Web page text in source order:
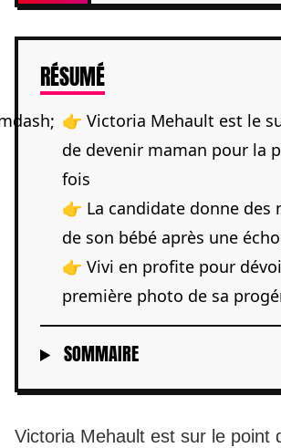
RÉSUMÉDE L'ARTICLE
👉 Victoria Mehault est le
de devenir maman pour la
fois
👉 La candidate donne des
de son bébé après une
👉 Vivi en profite pour
première photo de sa
SOMMAIRE
Victoria Mehault est sur le point